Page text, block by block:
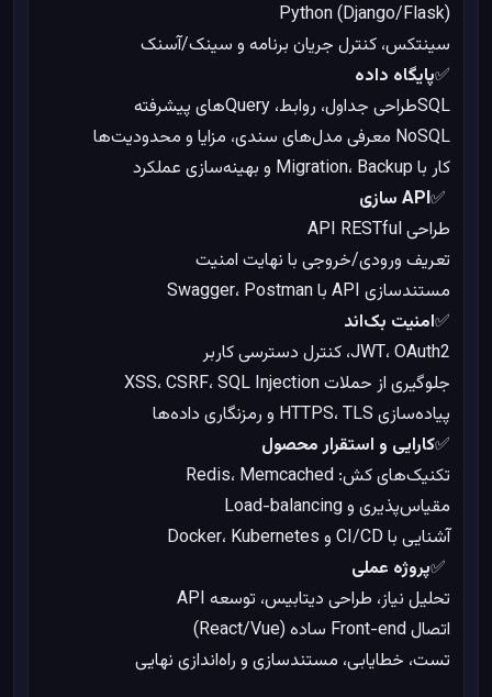
%
0 در حال بارگذاری
Python (Django/Flask)
سینتکس، کنترل جریان برنامه و سینک/آسنک
✅پایگاه داده
SQLطراحی جداول، روابط، Queryهای پیشرفته
NoSQL معرفی مدل‌های سندی، مزایا و محدودیت‌ها
کار با Migration، Backup و بهینه‌سازی عملکرد
✅API سازی
طراحی API RESTful
تعریف ورودی/خروجی با نهایت امنیت
مستندسازی API با Swagger، Postman
✅امنیت بک‌اند
JWT، OAuth2، کنترل دسترسی کاربر
جلوگیری از حملات XSS، CSRF، SQL Injection
پیاده‌سازی HTTPS، TLS و رمزنگاری داده‌ها
✅کارایی و استقرار محصول
تکنیک‌های کش: Redis، Memcached
مقیاس‌پذیری و Load-balancing
آشنایی با CI/CD و Docker، Kubernetes
✅پروژه عملی
تحلیل نیاز، طراحی دیتابیس، توسعه API
اتصال Front-end ساده (React/Vue)
تست، خطایابی، مستندسازی و راه‌اندازی نهایی